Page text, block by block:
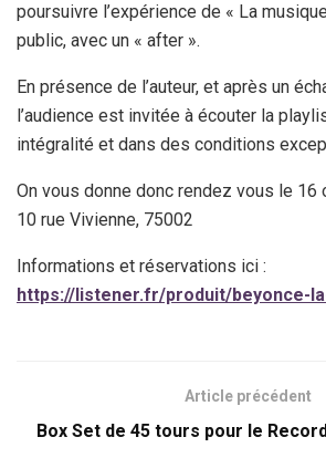
poursuivre l’expérience de « La
public, avec un « after ».
En présence de l’auteur, et après un
l’audience est invitée à écouter la
intégralité et dans des conditions
On vous donne donc rendez vous le 16
10 rue Vivienne, 75002
Informations et réservations ici :
https://listener.fr/produit/beyonce-
Article précédent
Box Set de 45 tours pour le